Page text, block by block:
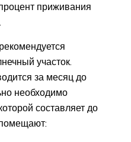
приживания
участок.
за месяц до
необходимо
составляет до